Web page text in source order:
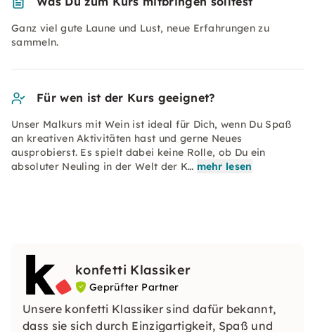
Ganz viel gute Laune und Lust, neue Erfahrungen zu
sammeln.
Für wen ist der Kurs geeignet?
Unser Malkurs mit Wein ist ideal für Dich, wenn Du Spaß
an kreativen Aktivitäten hast und gerne Neues
ausprobierst. Es spielt dabei keine Rolle, ob Du ein
absoluter Neuling in der Welt der K… mehr lesen
konfetti Klassiker
Geprüfter Partner
Unsere konfetti Klassiker sind dafür bekannt,
dass sie sich durch Einzigartigkeit, Spaß und